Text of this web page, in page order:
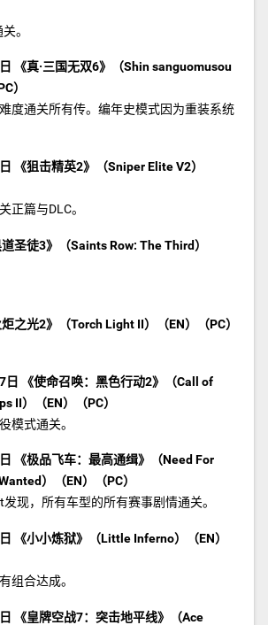
。
《真·三国无双6》（Shin sanguomusou
）
度通关所有传。编年史模式因为重装系统
《狙击精英2》（Sniper Elite V2）
正篇与DLC。
圣徒3》（Saints Row: The Third）
之光2》（Torch Light II）（EN）（PC）
日 《使命召唤：黑色行动2》（Call of
II）（EN）（PC）
模式通关。
《极品飞车：最高通缉》（Need For
）（EN）（PC）
现，所有车型的所有赛事剧情通关。
《小小炼狱》（Little Inferno）（EN）
组合达成。
《皇牌空战7：突击地平线》（Ace